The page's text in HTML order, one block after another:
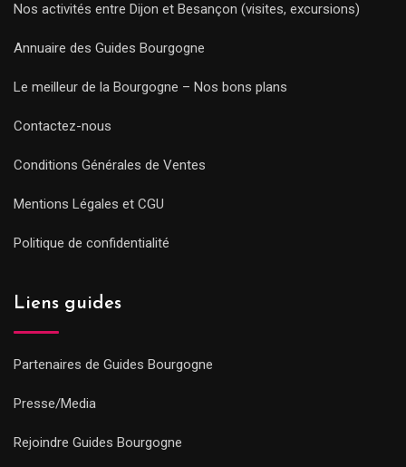
Nos activités entre Dijon et Besançon (visites, excursions)
Annuaire des Guides Bourgogne
Le meilleur de la Bourgogne – Nos bons plans
Contactez-nous
Conditions Générales de Ventes
Mentions Légales et CGU
Politique de confidentialité
Liens guides
Partenaires de Guides Bourgogne
Presse/Media
Rejoindre Guides Bourgogne